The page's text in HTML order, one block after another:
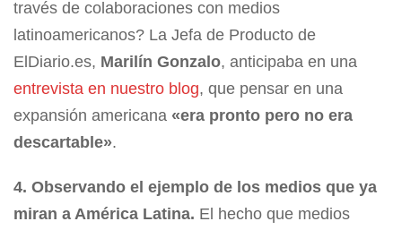
través de colaboraciones con medios
latinoamericanos? La Jefa de Producto de
ElDiario.es, Marilín Gonzalo, anticipaba en una
entrevista en nuestro blog, que pensar en una
expansión americana «era pronto pero no era
descartable».
4. Observando el ejemplo de los medios que ya
miran a América Latina. El hecho que medios